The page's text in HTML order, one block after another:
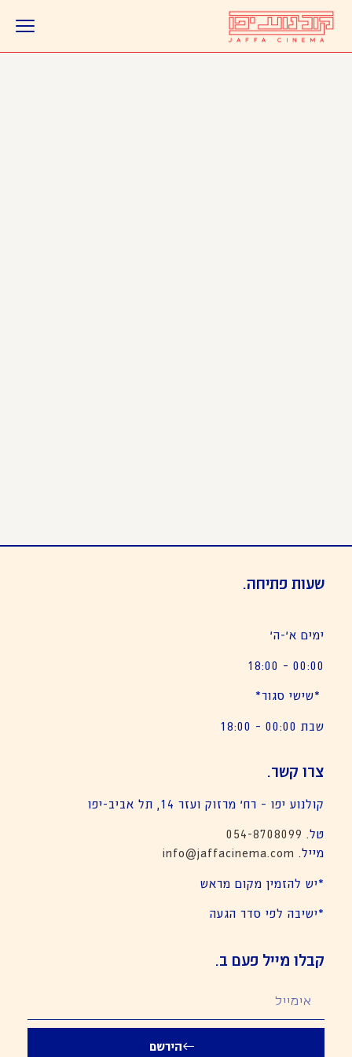
שעות פתיחה.
ימים א׳-ה׳
00:00 – 18:00
*שישי סגור*
שבת 00:00 – 18:00
צרו קשר.
קולנוע יפו – רח׳ מרזוק ועזר 14, תל אביב-יפו
טל. 054-8708099
מייל. info@jaffacinema.com
*יש להזמין מקום מראש
*ישיבה לפי סדר הגעה
קבלו מייל פעם ב.
הירשם